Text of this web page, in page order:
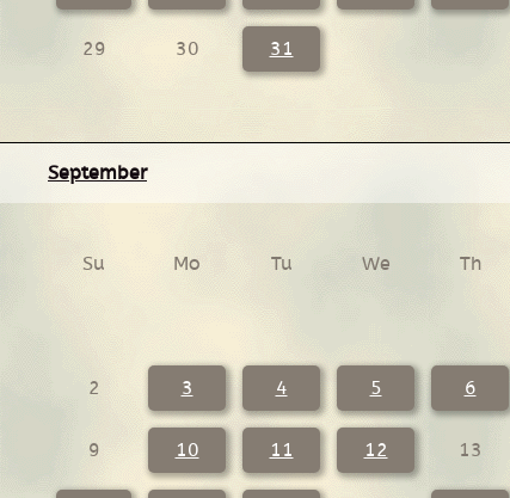
29 30 31
September
Su Mo Tu We Th
2 3 4 5 6
9 10 11 12 13